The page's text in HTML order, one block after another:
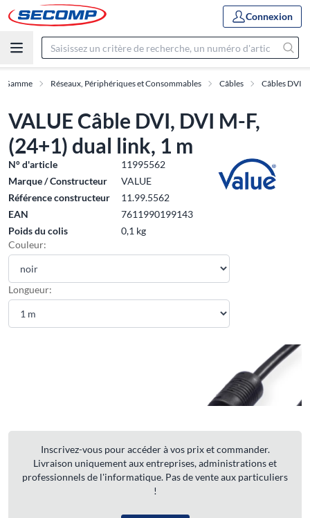
Connexion
Gamme Réseaux, Périphériques et Consommables Câbles Câbles DVI
VALUE Câble DVI, DVI M-F,
(24+1) dual link, 1 m
N° d'article
11995562
Marque / Constructeur
VALUE
Référence constructeur
11.99.5562
EAN
7611990199143
Poids du colis
0,1 kg
Couleur:
Longueur:
Inscrivez-vous pour accéder à vos prix et commander.
Livraison uniquement aux entreprises, administrations et
professionnels de l'informatique. Pas de vente aux particuliers
!